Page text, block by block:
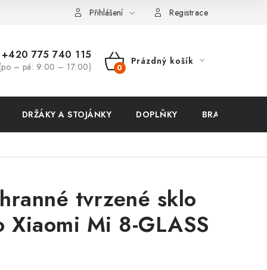
zboží a reklamace Přihlášení Registrace
+420 775 740 115
(po – pá: 9:00 – 17:00)
NÁKUPNÍ
Prázdný košík
DRŽÁKY A STOJÁNKY DOPLŇKY BRAŠNY NA
tvrzené sklo
Xiaomi Mi 8-GLASS